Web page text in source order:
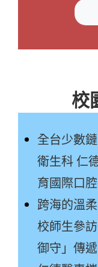
校
全台少數
衛生科 仁
育國際口
跨海的溫
校師生參
御守」傳